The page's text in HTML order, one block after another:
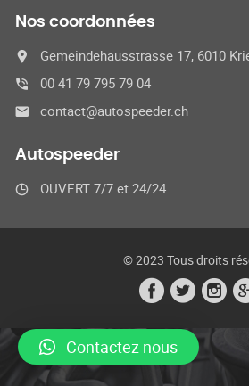
Nos coordonnées
Gemeindehausstrasse 17, 6010
00 41 79 795 79 04
contact@autospeeder.ch
Autospeeder
OUVERT 7/7 et 24/24
© 2023 Tous droits
Contactez nous